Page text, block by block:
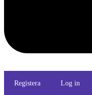
Registera Log in